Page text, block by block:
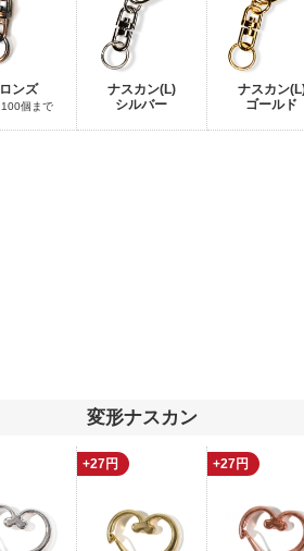
ンズ
個まで
ナスカン(L)
シルバー
ナスカン
ゴールド
変形ナスカン
+27円 +27円